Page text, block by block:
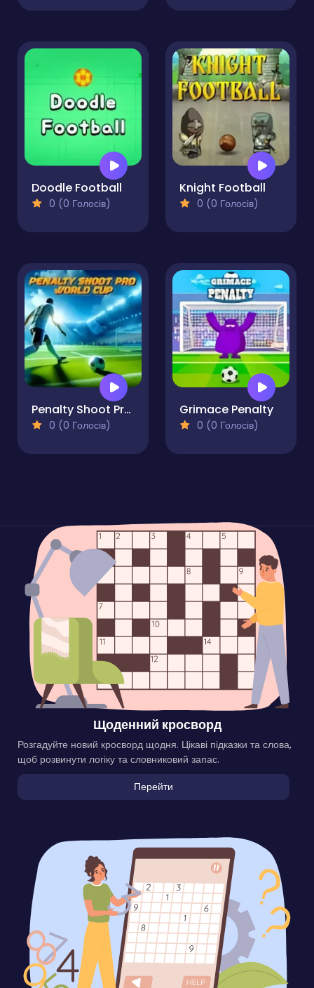
Doodle Football
0 (0 Голосів)
Knight Football
0 (0 Голосів)
Penalty Shoot Pro World Cup
0 (0 Голосів)
Grimace Penalty
0 (0 Голосів)
Щоденний кросворд
Розгадуйте новий кросворд щодня. Цікаві підказки та слова,
щоб розвинути логіку та словниковий запас.
Перейти